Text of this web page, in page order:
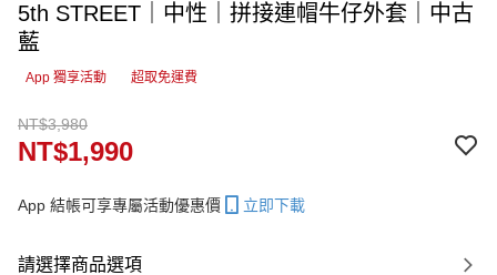
5th STREET｜中性｜拼接連帽牛仔外套｜中古
藍
App 獨享活動 超取免運費
NT$3,980
NT$1,990
App 結帳可享專屬活動優惠價 立即下載
請選擇商品選項